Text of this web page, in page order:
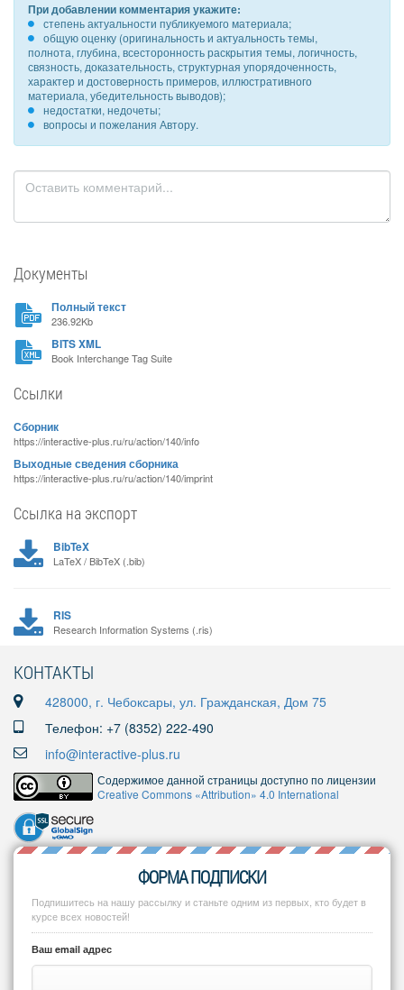
При добавлении комментария укажите:
степень актуальности публикуемого материала;
общую оценку (оригинальность и актуальность темы,
полнота, глубина, всесторонность раскрытия темы, логичность,
связность, доказательность, структурная упорядоченность,
характер и достоверность примеров, иллюстративного
материала, убедительность выводов);
недостатки, недочеты;
вопросы и пожелания Автору.
Документы
Полный текст
236.92Kb
BITS XML
Book Interchange Tag Suite
Ссылки
Сборник
https://interactive-plus.ru/ru/action/140/info
Выходные сведения сборника
https://interactive-plus.ru/ru/action/140/imprint
Ссылка на экспорт
BibTeX
LaTeX / BibTeX (.bib)
RIS
Research Information Systems (.ris)
КОНТАКТЫ
428000, г. Чебоксары, ул. Гражданская, Дом 75
Телефон: +7 (8352) 222-490
info@interactive-plus.ru
Содержимое данной страницы доступно по лицензии
Creative Commons «Attribution» 4.0 International
ФОРМА ПОДПИСКИ
Подпишитесь на нашу рассылку и станьте одним из первых, кто будет в
курсе всех новостей!
Ваш email адрес